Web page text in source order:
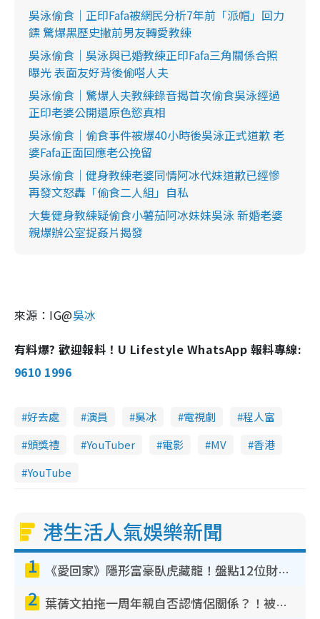
吳泳偷食｜正印Fafa被網民分析7年前「派帽」回力
鏢 驚爆黑歷史撇前男友轉愛教練
吳泳偷食｜吳泳與已婚教練正印Fafa三角關係合照
曝光 表面友好背後偷嗒人夫
吳泳偷食｜驚爆人夫教練錄音揭首次偷食吳泳經過
正印老婆公開還原色慾真相
吳泳偷食｜偷食事件被爆40小時後吳泳正式道歉 老
婆Fafa正面回應老公挽留
吳泳偷食｜健身教練老婆同情阿冰代妹道歉已經慘
再發文怒轟「偷食二人組」自私
大隻健身教練疑偷食小薯茄阿冰妹妹吳泳 新婚老婆
親爆辦公室捉姦片揭發
來源：IG@吳冰
有料爆? 歡迎報料！U Lifestyle WhatsApp 報料專線:
9610 1996
好去處 演員 吳冰 電視劇
程人富
頒獎禮
YouTuber 電影 MV
香港
YouTube
港生活人氣娛樂新聞
1 《愛回家》隱形富豪臥虎藏龍！盤點12位財氣逼人的有錢藝人：呢位靚女3億身家唔憂做
2 葉蒨文拍拖一周年親自否認情侶關係？！被質疑感情造假竟稱GM「普通同事」